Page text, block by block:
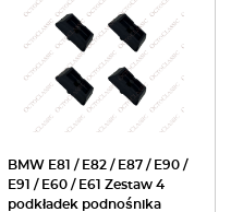
BMW E81 / E82 / E87 / E90 /
E91 / E60 / E61 Zestaw 4
podkładek podnośnika